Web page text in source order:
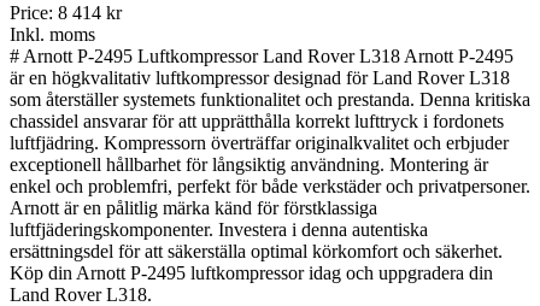
Price: 8 414 kr
Inkl. moms
# Arnott P-2495 Luftkompressor Land Rover L318 Arnott P-2495
är en högkvalitativ luftkompressor designad för Land Rover L318
som återställer systemets funktionalitet och prestanda. Denna kritiska
chassidel ansvarar för att upprätthålla korrekt lufttryck i fordonets
luftfjädring. Kompressorn överträffar originalkvalitet och erbjuder
exceptionell hållbarhet för långsiktig användning. Montering är
enkel och problemfri, perfekt för både verkstäder och privatpersoner.
Arnott är en pålitlig märka känd för förstklassiga
luftfjäderingskomponenter. Investera i denna autentiska
ersättningsdel för att säkerställa optimal körkomfort och säkerhet.
Köp din Arnott P-2495 luftkompressor idag och uppgradera din
Land Rover L318.